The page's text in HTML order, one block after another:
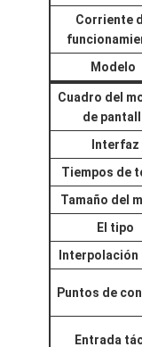
Corriente
Modelo
Cuadro del
de
Interfaz
Tiempos de
Tamaño del
El tipo
Interpolación
Puntos de
Entrada